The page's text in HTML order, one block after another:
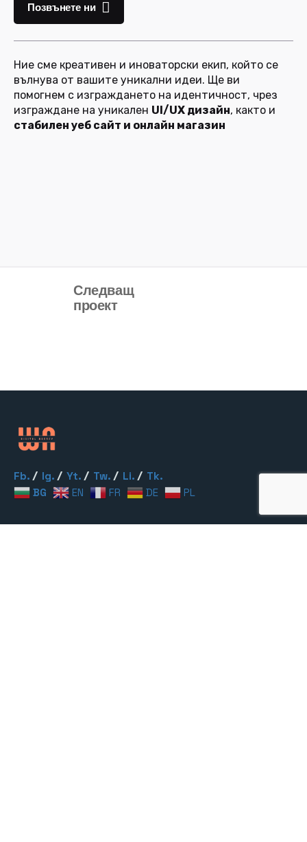
Позвънете ни
Ние сме креативен и иноваторски екип, който се
вълнува от вашите уникални идеи. Ще ви
помогнем с изграждането на идентичност, чрез
изграждане на уникален UI/UX дизайн, както и
стабилен уеб сайт и онлайн магазин
Следващ
проект
Fb. / Ig. / Yt. / Tw. / Li. / Tk.
BG EN FR DE PL